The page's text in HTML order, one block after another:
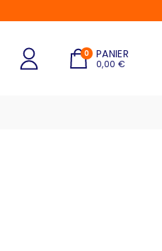
0 PANIER
0,00 €